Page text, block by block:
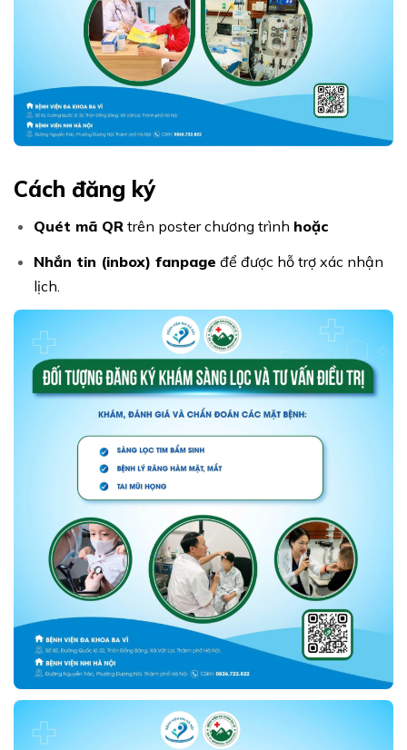
Cách đăng ký
Quét mã QR trên poster chương trình hoặc
Nhắn tin (inbox) fanpage để được hỗ trợ xác nhận
lịch.